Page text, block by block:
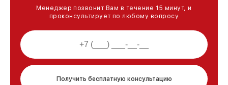
Менеджер позвонит Вам в течение 15 минут, и
проконсультирует по любому вопросу
Получить бесплатную консультацию